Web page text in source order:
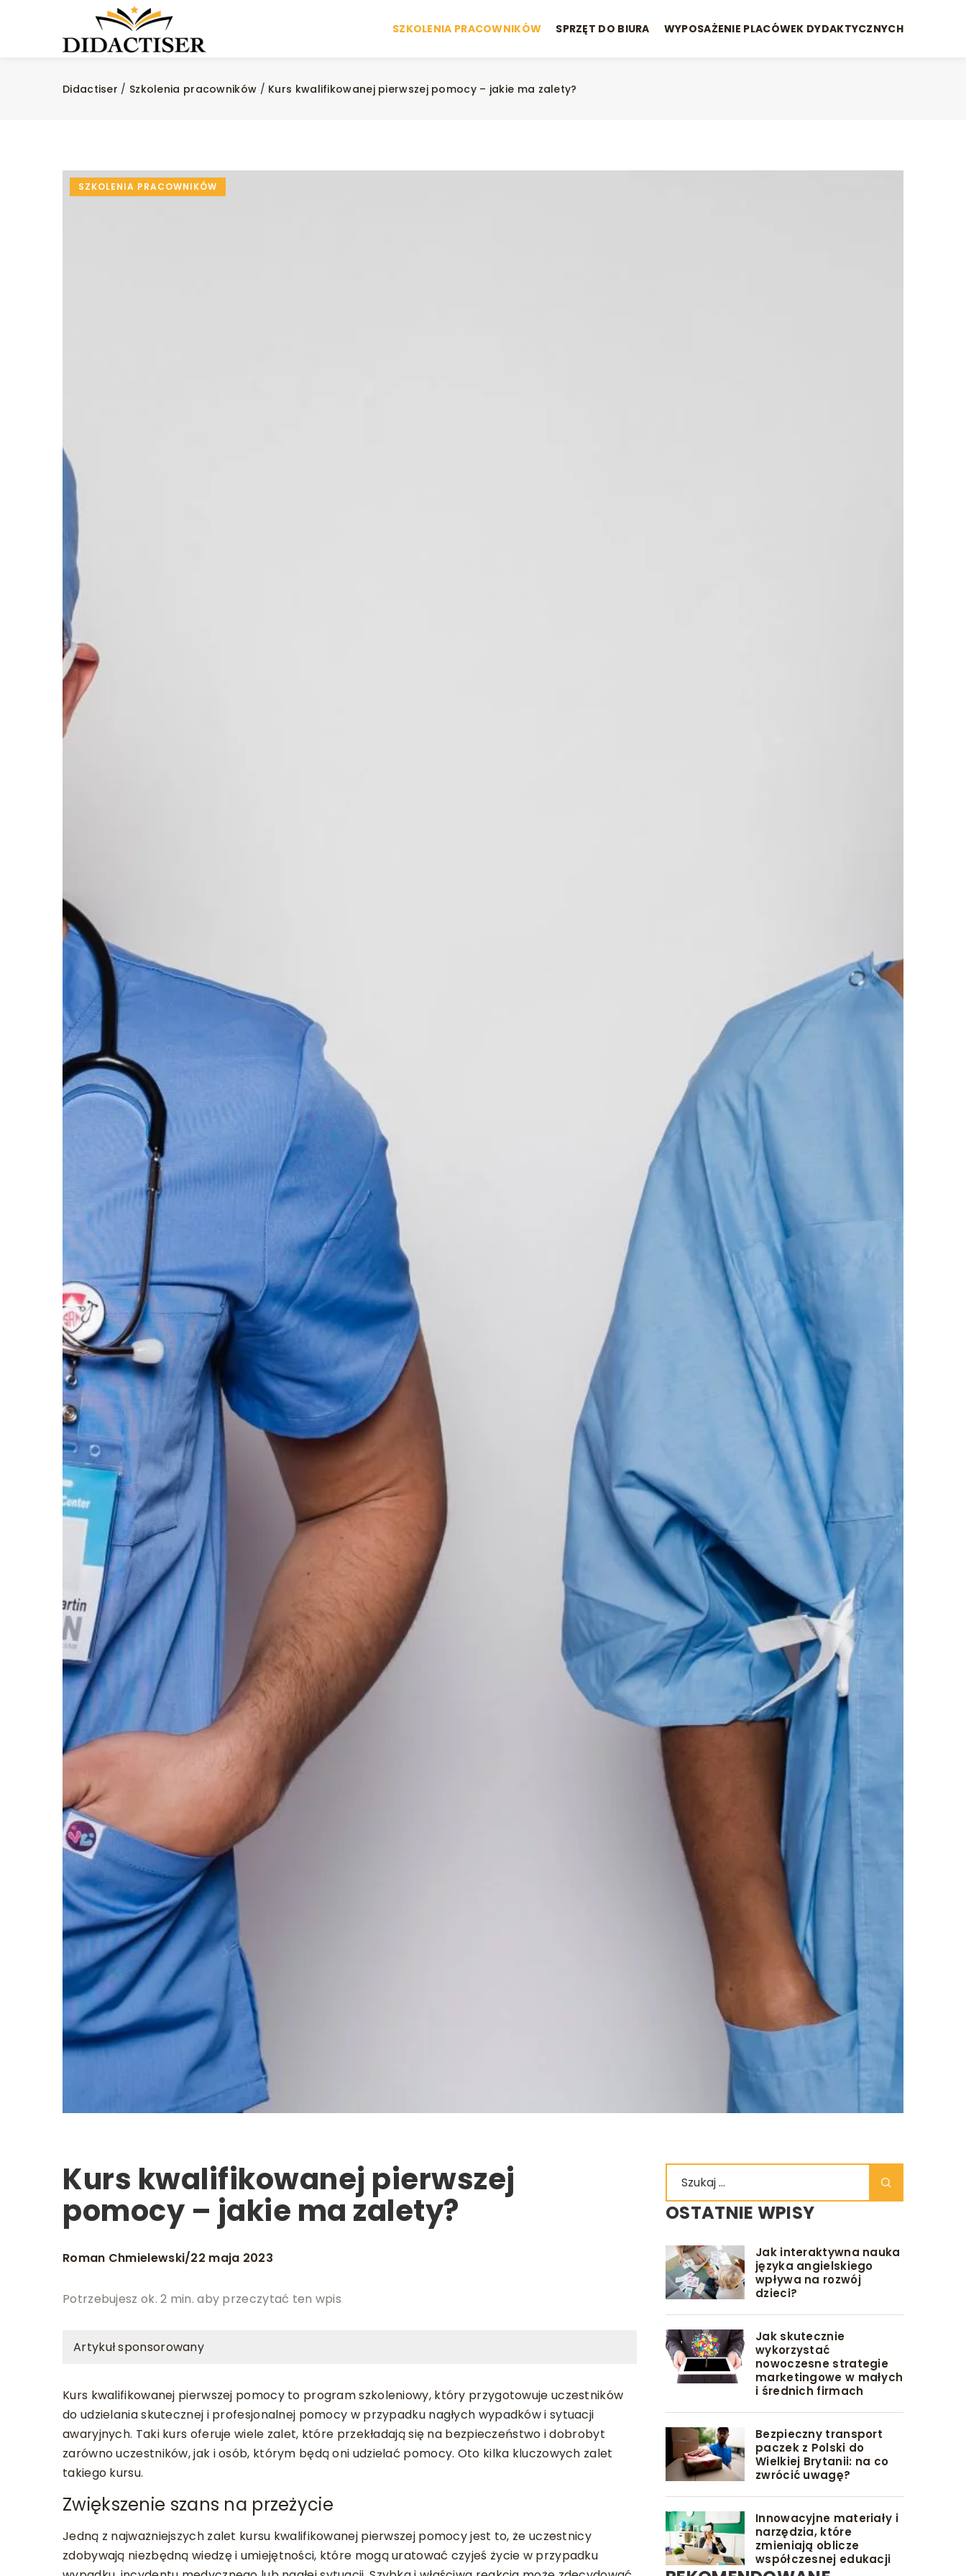
SZKOLENIA PRACOWNIKÓW SPRZĘT DO BIURA WYPOSAŻENIE PLACÓWEK DYDAKTYCZNYCH
Didactiser / Szkolenia pracowników / Kurs kwalifikowanej pierwszej pomocy – jakie ma zalety?
SZKOLENIA PRACOWNIKÓW
Kurs kwalifikowanej pierwszej
pomocy – jakie ma zalety?
Roman Chmielewski/22 maja 2023
Potrzebujesz ok. 2 min. aby przeczytać ten wpis
Artykuł sponsorowany
Kurs kwalifikowanej pierwszej pomocy to program szkoleniowy, który przygotowuje uczestników
do udzielania skutecznej i profesjonalnej pomocy w przypadku nagłych wypadków i sytuacji
awaryjnych. Taki kurs oferuje wiele zalet, które przekładają się na bezpieczeństwo i dobrobyt
zarówno uczestników, jak i osób, którym będą oni udzielać pomocy. Oto kilka kluczowych zalet
takiego kursu.
Zwiększenie szans na przeżycie
Jedną z najważniejszych zalet kursu kwalifikowanej pierwszej pomocy jest to, że uczestnicy
zdobywają niezbędną wiedzę i umiejętności, które mogą uratować czyjeś życie w przypadku
OSTATNIE WPISY
Jak interaktywna nauka
języka angielskiego
wpływa na rozwój
dzieci?
Jak skutecznie
wykorzystać
nowoczesne strategie
marketingowe w małych
i średnich firmach
Bezpieczny transport
paczek z Polski do
Wielkiej Brytanii: na co
zwrócić uwagę?
Innowacyjne materiały i
narzędzia, które
zmieniają oblicze
współczesnej edukacji